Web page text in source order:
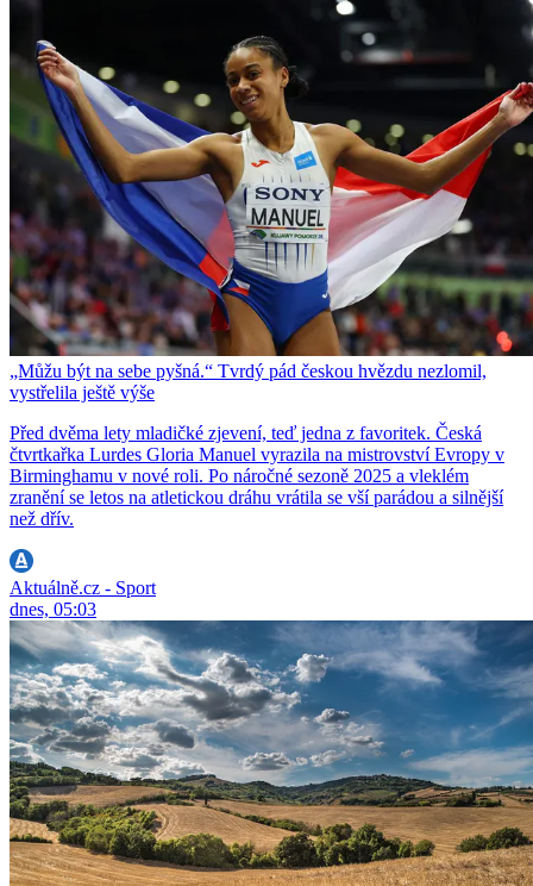
„Můžu být na sebe pyšná.“ Tvrdý pád českou hvězdu nezlomil,
vystřelila ještě výše
Před dvěma lety mladičké zjevení, teď jedna z favoritek. Česká
čtvrtkařka Lurdes Gloria Manuel vyrazila na mistrovství Evropy v
Birminghamu v nové roli. Po náročné sezoně 2025 a vleklém
zranění se letos na atletickou dráhu vrátila se vší parádou a silnější
než dřív.
Aktuálně.cz - Sport
dnes, 05:03